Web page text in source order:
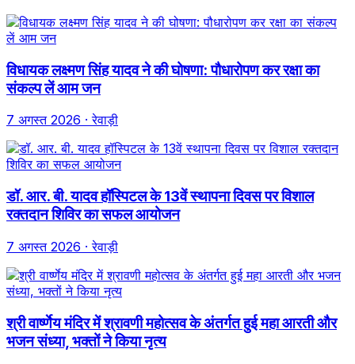
विधायक लक्ष्मण सिंह यादव ने की घोषणा: पौधारोपण कर रक्षा का
संकल्प लें आम जन
7 अगस्त 2026 · रेवाड़ी
डॉ. आर. बी. यादव हॉस्पिटल के 13वें स्थापना दिवस पर विशाल
रक्तदान शिविर का सफल आयोजन
7 अगस्त 2026 · रेवाड़ी
श्री वार्ष्णेय मंदिर में श्रावणी महोत्सव के अंतर्गत हुई महा आरती और
भजन संध्या, भक्तों ने किया नृत्य